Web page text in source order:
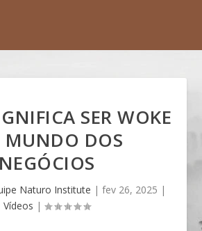
SER WOKE
DOS
NEGÓCIOS
Naturo Institute | fev 26, 2025 |
Vídeos |